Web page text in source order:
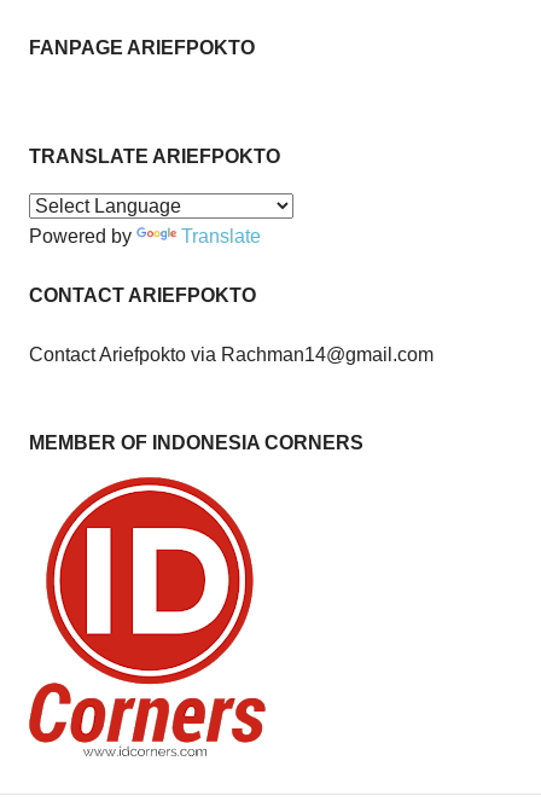
FANPAGE ARIEFPOKTO
TRANSLATE ARIEFPOKTO
Powered by Translate
CONTACT ARIEFPOKTO
Contact Ariefpokto via Rachman14@gmail.com
MEMBER OF INDONESIA CORNERS